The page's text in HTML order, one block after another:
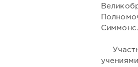
Симмонс.